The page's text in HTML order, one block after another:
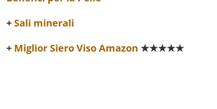
Sali minerali
Miglior Siero Viso Amazon ★★★★★